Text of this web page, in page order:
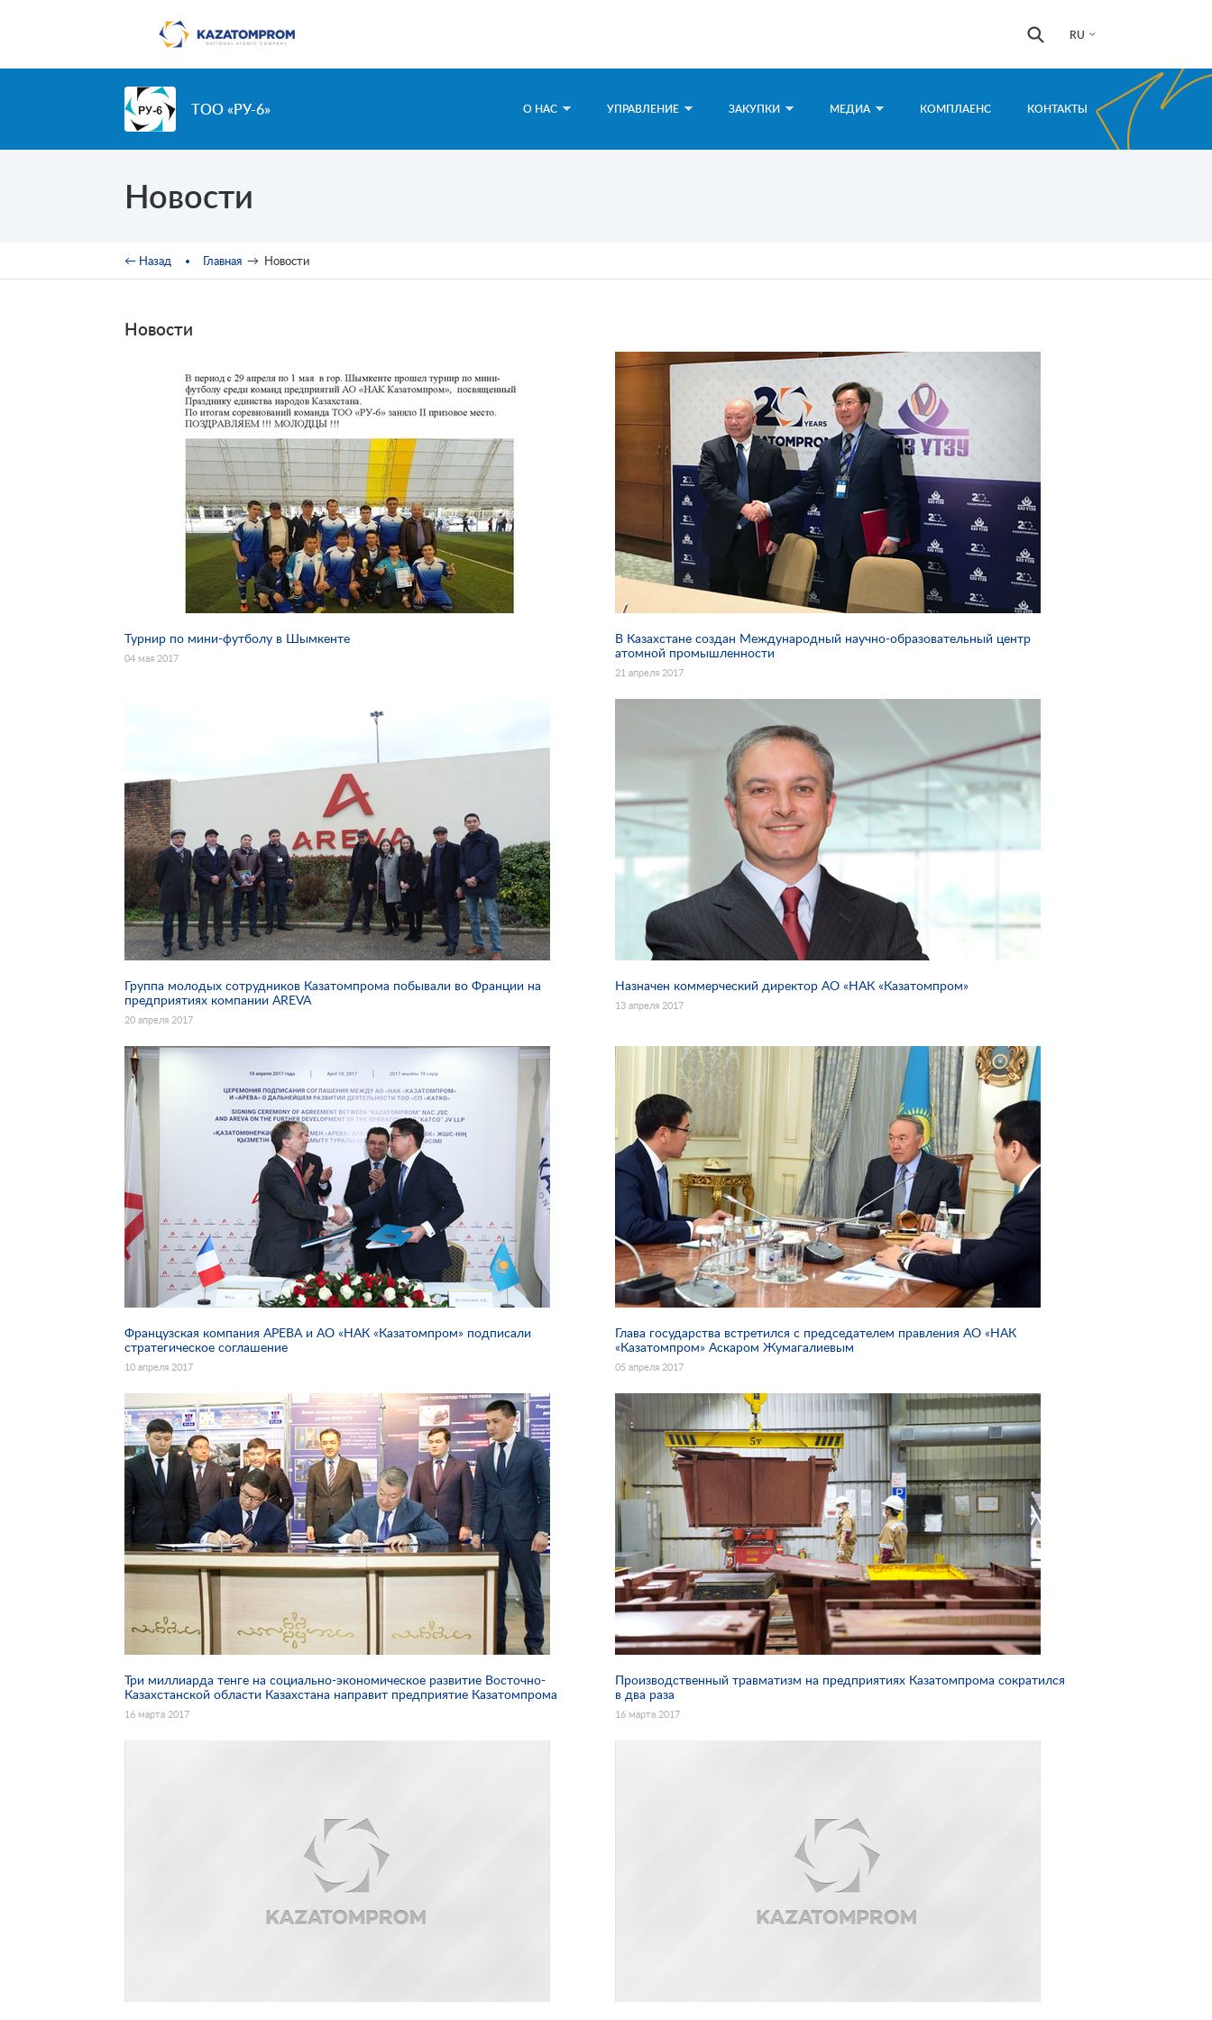
RU
Форма
Поиск
ТОО «РУ-6» О НАС УПРАВЛЕНИЕ ЗАКУПКИ МЕДИА КОМПЛАЕНС КОНТАКТЫ
Новости
Вы здесь
← Назад Главная → Новости
Новости
Турнир по мини-футболу в Шымкенте
04 мая 2017
В Казахстане создан Международный научно-образовательный центр
атомной промышленности
21 апреля 2017
Группа молодых сотрудников Казатомпрома побывали во Франции на
предприятиях компании AREVA
20 апреля 2017
Назначен коммерческий директор АО «НАК «Казатомпром»
13 апреля 2017
Французская компания АРЕВА и АО «НАК «Казатомпром» подписали
стратегическое соглашение
10 апреля 2017
Глава государства встретился с председателем правления АО «НАК
«Казатомпром» Аскаром Жумагалиевым
05 апреля 2017
Три миллиарда тенге на социально-экономическое развитие Восточно-
Казахстанской области Казахстана направит предприятие Казатомпрома
16 марта 2017
Производственный травматизм на предприятиях Казатомпрома сократился
в два раза
16 марта 2017